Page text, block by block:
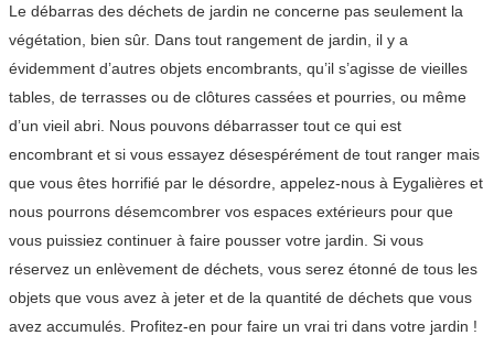
Le débarras des déchets de jardin ne concerne pas seulement la
végétation, bien sûr. Dans tout rangement de jardin, il y a
évidemment d’autres objets encombrants, qu’il s’agisse de vieilles
tables, de terrasses ou de clôtures cassées et pourries, ou même
d’un vieil abri. Nous pouvons débarrasser tout ce qui est
encombrant et si vous essayez désespérément de tout ranger mais
que vous êtes horrifié par le désordre, appelez-nous à Eygalières et
nous pourrons désemcombrer vos espaces extérieurs pour que
vous puissiez continuer à faire pousser votre jardin. Si vous
réservez un enlèvement de déchets, vous serez étonné de tous les
objets que vous avez à jeter et de la quantité de déchets que vous
avez accumulés. Profitez-en pour faire un vrai tri dans votre jardin !